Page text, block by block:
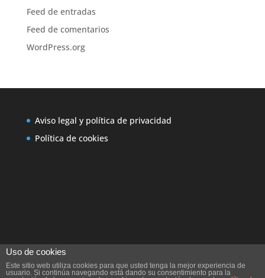
Feed de entradas
Feed de comentarios
WordPress.org
Aviso legal y política de privacidad
Política de cookies
Uso de cookies
Este sitio web utiliza cookies para que usted tenga la mejor experiencia de
usuario. Si continúa navegando está dando su consentimiento para la